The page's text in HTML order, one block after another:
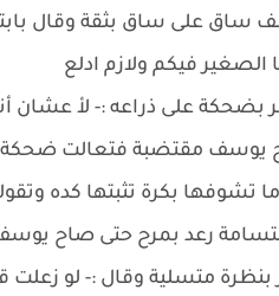
ساق على ساق بثقة وقال
الصغير فيكم ولازم ادلع
بضحكة على ذراعه :- لأ عشان
يوسف مقتضبة فتعالت ضحكة
تشوفها بكرة تثبتها كده
رعد بمرح حتى صاح
بنظرة متسلية وقال :- لو زعلت